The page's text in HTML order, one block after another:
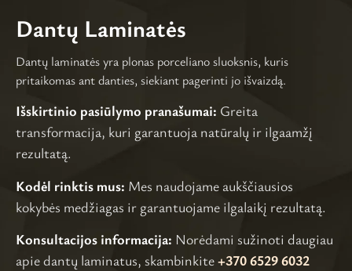
Dantų Laminatės
Dantų laminatės yra plonas porceliano sluoksnis, kuris
pritaikomas ant danties, siekiant pagerinti jo išvaizdą.
Išskirtinio pasiūlymo pranašumai: Greita
transformacija, kuri garantuoja natūralų ir ilgaamžį
rezultatą.
Kodėl rinktis mus: Mes naudojame aukščiausios
kokybės medžiagas ir garantuojame ilgalaikį rezultatą.
Konsultacijos informacija: Norėdami sužinoti daugiau
apie dantų laminatus, skambinkite+370 6529 6032